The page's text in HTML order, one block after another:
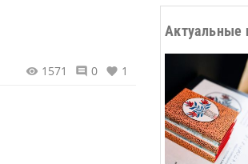
1571 0 1
Актуальные